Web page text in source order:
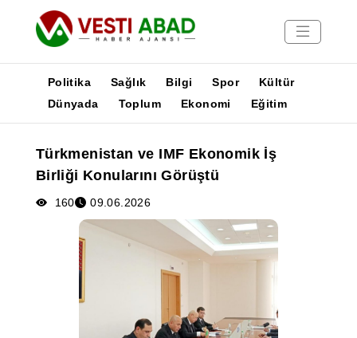
Yayınlar
Medya
Poster
Politika Sağlık Bilgi Spor
Kültür
Dünyada
Toplum Ekonomi Eğitim
Türkmenistan ve IMF Ekonomik İş
Birliği Konularını Görüştü
160 09.06.2026